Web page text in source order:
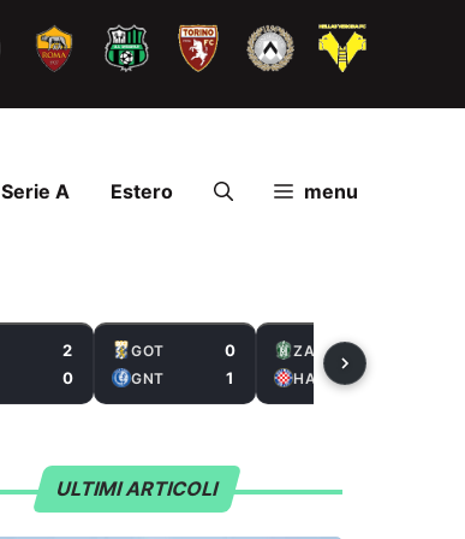
Serie A Estero menu
2
0
GOT 0
GNT 1
ZAL
HAS
ULTIMI ARTICOLI